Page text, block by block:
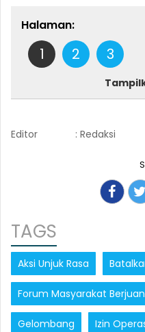
Halaman:
1 2 3
Editor : Redaksi
TAGS
Aksi Unjuk Rasa
Forum Masyarakat
Gelombang Izin